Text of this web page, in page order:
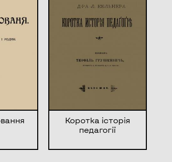
Коротка історія
педагогії